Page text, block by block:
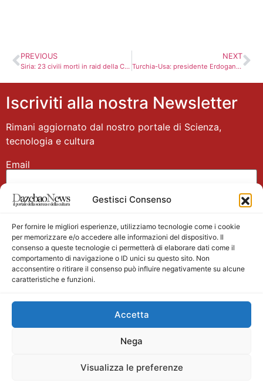
Gestisci Consenso
Per fornire le migliori esperienze, utilizziamo tecnologie come i cookie
per memorizzare e/o accedere alle informazioni del dispositivo. Il
consenso a queste tecnologie ci permetterà di elaborare dati come il
comportamento di navigazione o ID unici su questo sito. Non
acconsentire o ritirare il consenso può influire negativamente su alcune
caratteristiche e funzioni.
Accetta
Nega
Visualizza le preferenze
PREVIOUS
Siria: 23 civili morti in raid della Coalizione a Raqqa
NEXT
Turchia-Usa: presidente Erdogan telefona a Donald Trump
Iscriviti alla nostra Newsletter
Rimani aggiornato dal nostro portale di Scienza,
tecnologia e cultura
Email
Nome
Main partner
Testata giornalistica registrata presso il Tribunale di